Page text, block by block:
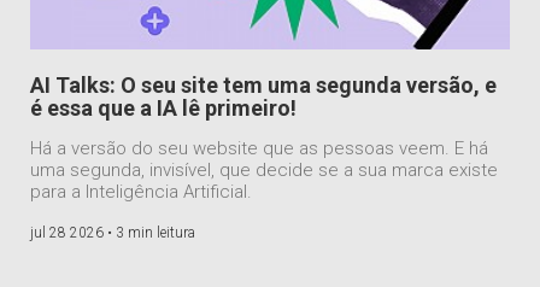
AI Talks: O seu site tem uma segunda versão, e
é essa que a IA lê primeiro!
Há a versão do seu website que as pessoas veem. E há
uma segunda, invisível, que decide se a sua marca existe
para a Inteligência Artificial.
jul 28 2026 • 3 min leitura